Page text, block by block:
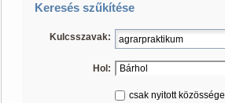
Keresés szűkítése
Kulcsszavak:
Hol:
csak nyitott